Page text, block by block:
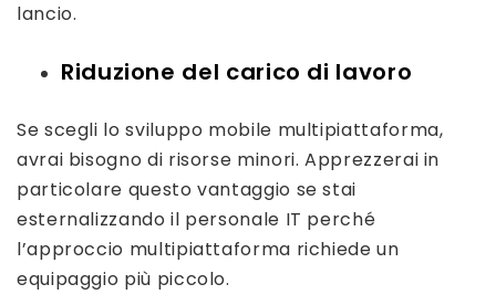
lancio.
Riduzione del carico di lavoro
Se scegli lo sviluppo mobile multipiattaforma,
avrai bisogno di risorse minori. Apprezzerai in
particolare questo vantaggio se stai
esternalizzando il personale IT perché
l’approccio multipiattaforma richiede un
equipaggio più piccolo.